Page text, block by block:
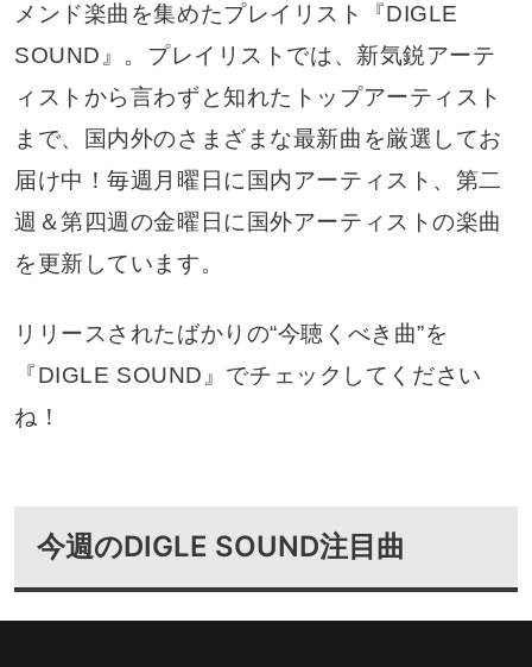
メンド楽曲を集めたプレイリスト『DIGLE
SOUND』。プレイリストでは、新気鋭アーテ
ィストから言わずと知れたトップアーティスト
まで、国内外のさまざまな最新曲を厳選してお
届け中！毎週月曜日に国内アーティスト、第二
週＆第四週の金曜日に国外アーティストの楽曲
を更新しています。
リリースされたばかりの“今聴くべき曲”を
『DIGLE SOUND』でチェックしてください
ね！
今週のDIGLE SOUND注目曲